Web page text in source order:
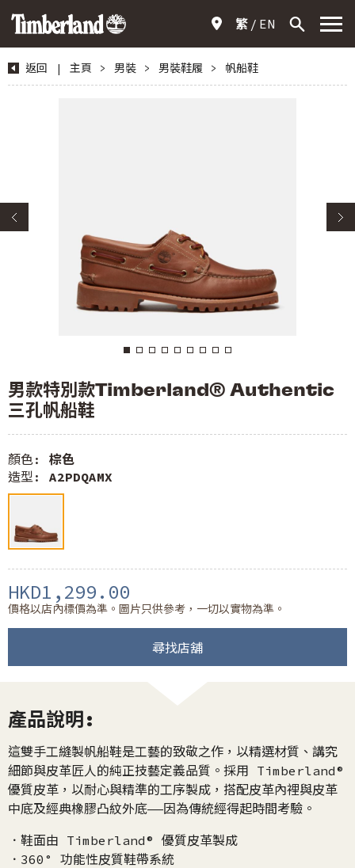
繁 EN
返回 | 主頁 > 男裝 > 男裝鞋履 > 帆船鞋
男款特別款Timberland® Authentic
三孔帆船鞋
顏色: 棕色
造型: A2PDQAMX
HKD1,299.00
價格以店內標價為準。圖片只供參考，一切以實物為準。
尋找店舖
產品說明:
這雙手工縫製帆船鞋是工藝的致敬之作，以精選材質、講究
細節與皮革匠人的純正技藝定義品質。採用 Timberland®
優質皮革，以耐心與精準的工序製成，搭配皮革內裡與皮革
中底及經典橡膠凸紋外底——因為傳統經得起時間考驗。
．鞋面由 Timberland® 優質皮革製成
．360° 功能性皮質鞋帶系統